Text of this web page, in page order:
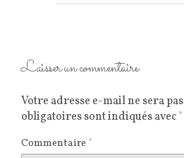
Laisser un commentaire
Votre adresse e-mail ne sera
obligatoires sont indiqués avec*
Commentaire *